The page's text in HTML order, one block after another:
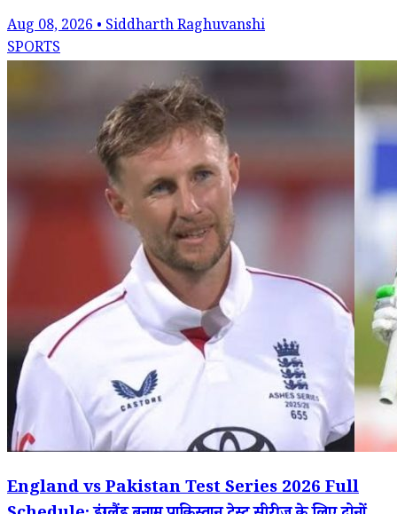
Aug 08, 2026 • Siddharth Raghuvanshi
SPORTS
England vs Pakistan Test Series 2026 Full